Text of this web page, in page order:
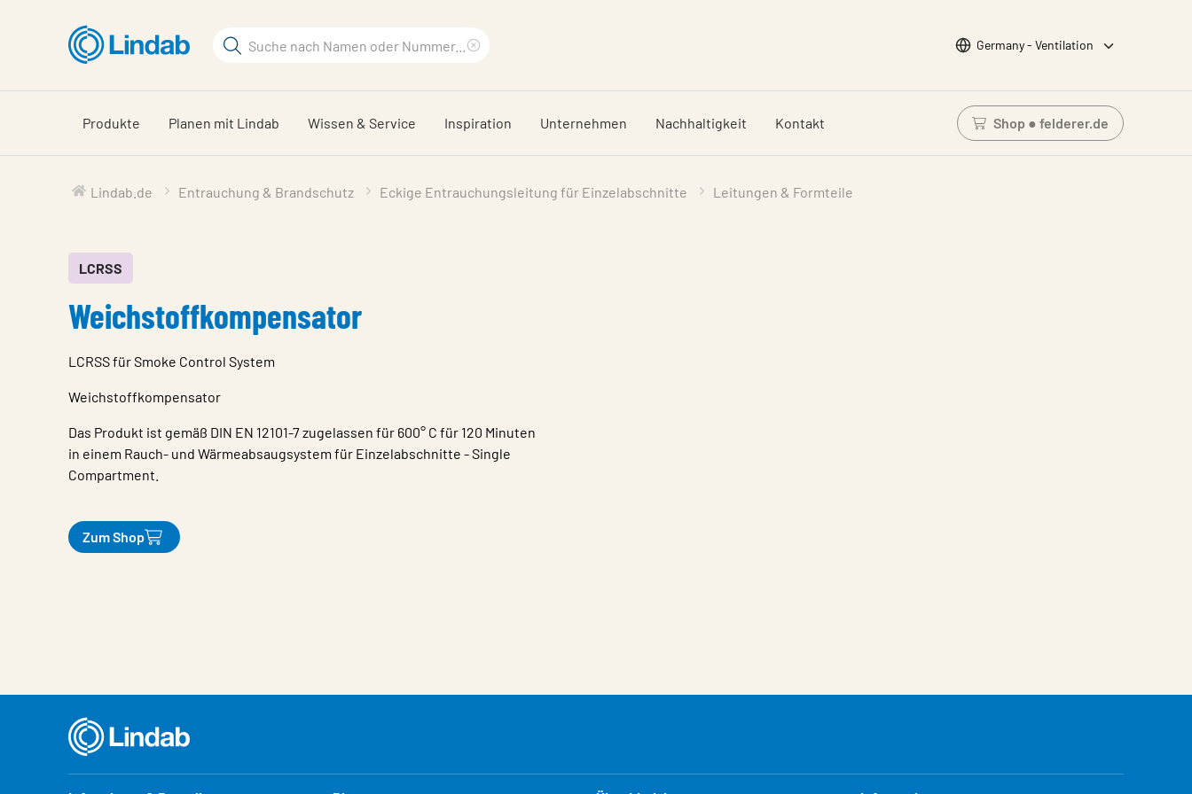
Hauptinhalt
Suchbegriff
durchsuchen
löschen
Wähle Sprache
Germany - Ventilation
Produkte Planen mit Lindab Wissen & Service Inspiration Unternehmen Nachhaltigkeit Kontakt Shop ● felderer.de
Einloggen um den
Lindab.de Entrauchung & Brandschutz Eckige Entrauchungsleitung für Einzelabschnitte Leitungen & Formteile
LCRSS
Weichstoffkompensator
LCRSS für Smoke Control System
Weichstoffkompensator
Das Produkt ist gemäß DIN EN 12101-7 zugelassen für 600° C für 120 Minuten
in einem Rauch- und Wärmeabsaugsystem für Einzelabschnitte - Single
Compartment.
Zum Shop